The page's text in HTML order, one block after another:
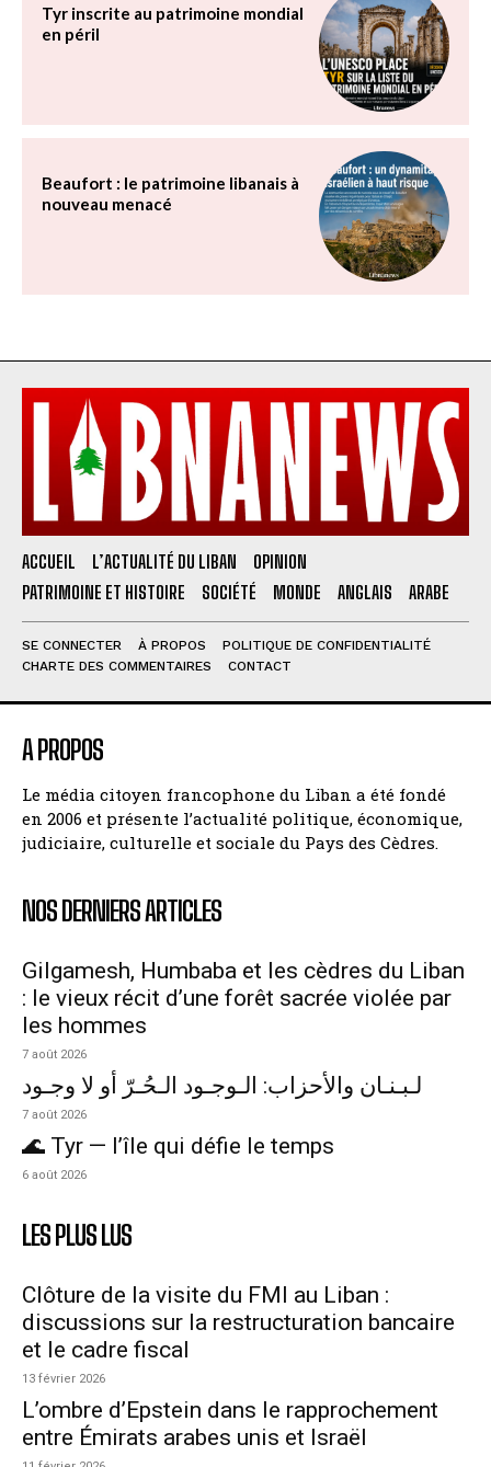
Tyr inscrite au patrimoine mondial
en péril
Beaufort : le patrimoine libanais à
nouveau menacé
ACCUEIL L’ACTUALITÉ DU LIBAN
OPINION
PATRIMOINE ET HISTOIRE
SOCIÉTÉ MONDE ANGLAIS ARABE
SE CONNECTER À PROPOS
POLITIQUE DE CONFIDENTIALITÉ
CHARTE DES COMMENTAIRES
CONTACT
A PROPOS
Le média citoyen francophone du Liban a été fondé
en 2006 et présente l’actualité politique, économique,
judiciaire, culturelle et sociale du Pays des Cèdres.
NOS DERNIERS ARTICLES
Gilgamesh, Humbaba et les cèdres du Liban
: le vieux récit d’une forêt sacrée violée par
les hommes
7 août 2026
لـبـنـان والأحزاب: الـوجـود الـحُـرّ أو لا وجـود
7 août 2026
🌊 Tyr — l’île qui défie le temps
6 août 2026
LES PLUS LUS
Clôture de la visite du FMI au Liban :
discussions sur la restructuration bancaire
et le cadre fiscal
13 février 2026
L’ombre d’Epstein dans le rapprochement
entre Émirats arabes unis et Israël